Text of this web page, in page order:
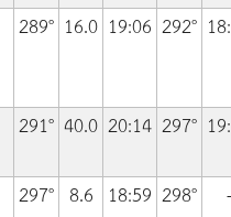
289° 16.0 19:06 292°
291° 40.0 20:14 297°
297° 8.6 18:59 298° -